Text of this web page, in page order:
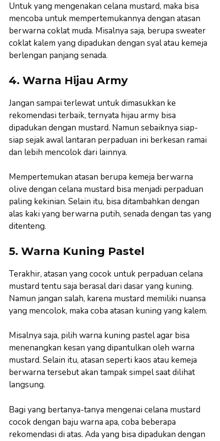
Untuk yang mengenakan celana mustard, maka bisa
mencoba untuk mempertemukannya dengan atasan
berwarna coklat muda. Misalnya saja, berupa sweater
coklat kalem yang dipadukan dengan syal atau kemeja
berlengan panjang senada.
4. Warna Hijau Army
Jangan sampai terlewat untuk dimasukkan ke
rekomendasi terbaik, ternyata hijau army bisa
dipadukan dengan mustard. Namun sebaiknya siap-
siap sejak awal lantaran perpaduan ini berkesan ramai
dan lebih mencolok dari lainnya.
Mempertemukan atasan berupa kemeja berwarna
olive dengan celana mustard bisa menjadi perpaduan
paling kekinian. Selain itu, bisa ditambahkan dengan
alas kaki yang berwarna putih, senada dengan tas yang
ditenteng.
5. Warna Kuning Pastel
Terakhir, atasan yang cocok untuk perpaduan celana
mustard tentu saja berasal dari dasar yang kuning.
Namun jangan salah, karena mustard memiliki nuansa
yang mencolok, maka coba atasan kuning yang kalem.
Misalnya saja, pilih warna kuning pastel agar bisa
menenangkan kesan yang dipantulkan oleh warna
mustard. Selain itu, atasan seperti kaos atau kemeja
berwarna tersebut akan tampak simpel saat dilihat
langsung.
Bagi yang bertanya-tanya mengenai celana mustard
cocok dengan baju warna apa, coba beberapa
rekomendasi di atas. Ada yang bisa dipadukan dengan